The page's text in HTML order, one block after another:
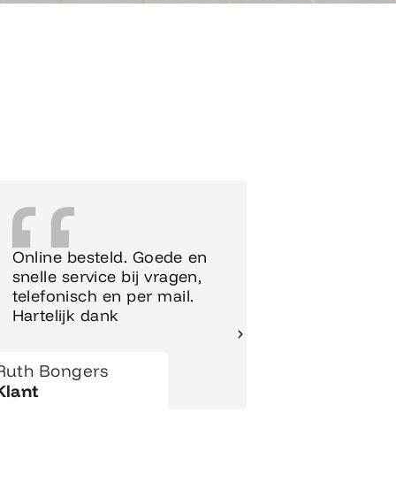
Online besteld. Goede en
snelle service bij vragen,
telefonisch en per mail.
Hartelijk dank
Bongers